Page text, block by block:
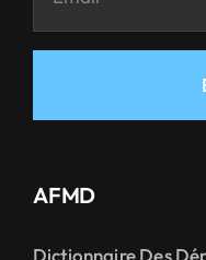
AFMD
Dictionnaire Des